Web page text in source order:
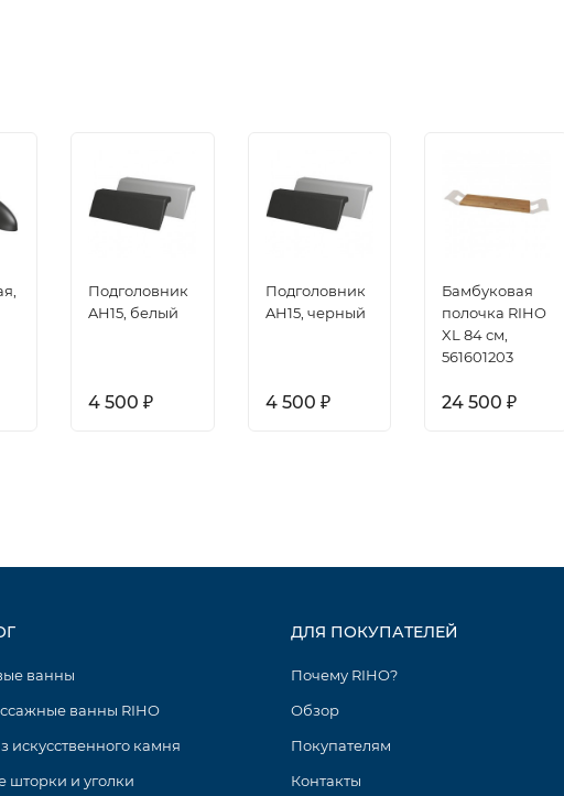
Подголовник
AH15, белый
4 500 ₽
Подголовник
AH15, черный
4 500 ₽
Бамбуковая
полочка RIHO
XL 84 см,
561601203
24 500₽
ванны
ванны RIHO
искусственного камня
шторки и уголки
ДЛЯ ПОКУПАТЕЛЕЙ
Почему RIHO?
Обзор
Покупателям
Контакты